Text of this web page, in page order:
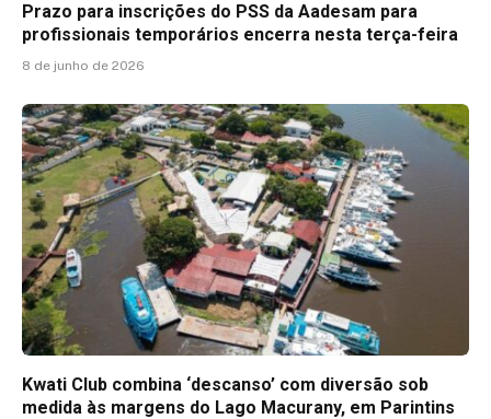
Prazo para inscrições do PSS da Aadesam para
profissionais temporários encerra nesta terça-feira
8 de junho de 2026
Kwati Club combina ‘descanso’ com diversão sob
medida às margens do Lago Macurany, em Parintins